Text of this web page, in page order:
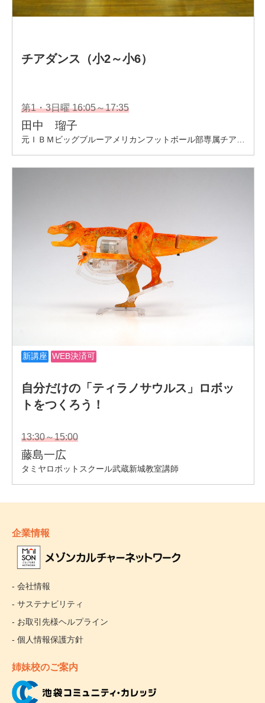
企業情報
- 会社情報
- サステナビリティ
- お取引先様ヘルプライン
- 個人情報保護方針
姉妹校のご案内